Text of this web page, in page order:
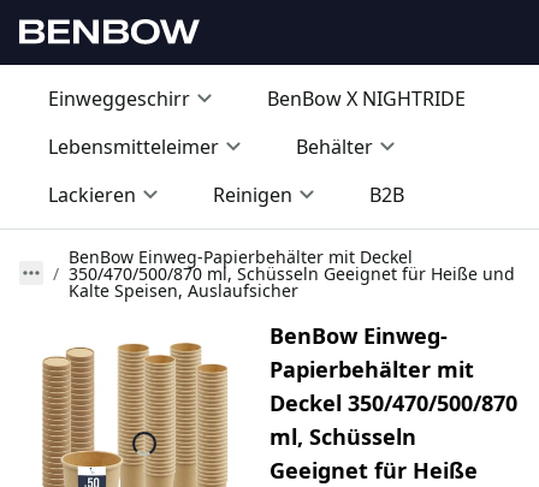
Einweggeschirr
BenBow X NIGHTRIDE
Lebensmitteleimer
Behälter
Lackieren
Reinigen B2B
BenBow Einweg-Papierbehälter mit Deckel
350/470/500/870 ml, Schüsseln Geeignet für Heiße und
Kalte Speisen, Auslaufsicher
BenBow Einweg-
Papierbehälter mit
Deckel 350/470/500/870
ml, Schüsseln
Geeignet für Heiße